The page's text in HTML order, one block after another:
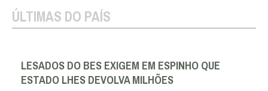
ÚLTIMAS DO PAÍS
LESADOS DO BES EXIGEM EM ESPINHO QUE
ESTADO LHES DEVOLVA MILHÕES